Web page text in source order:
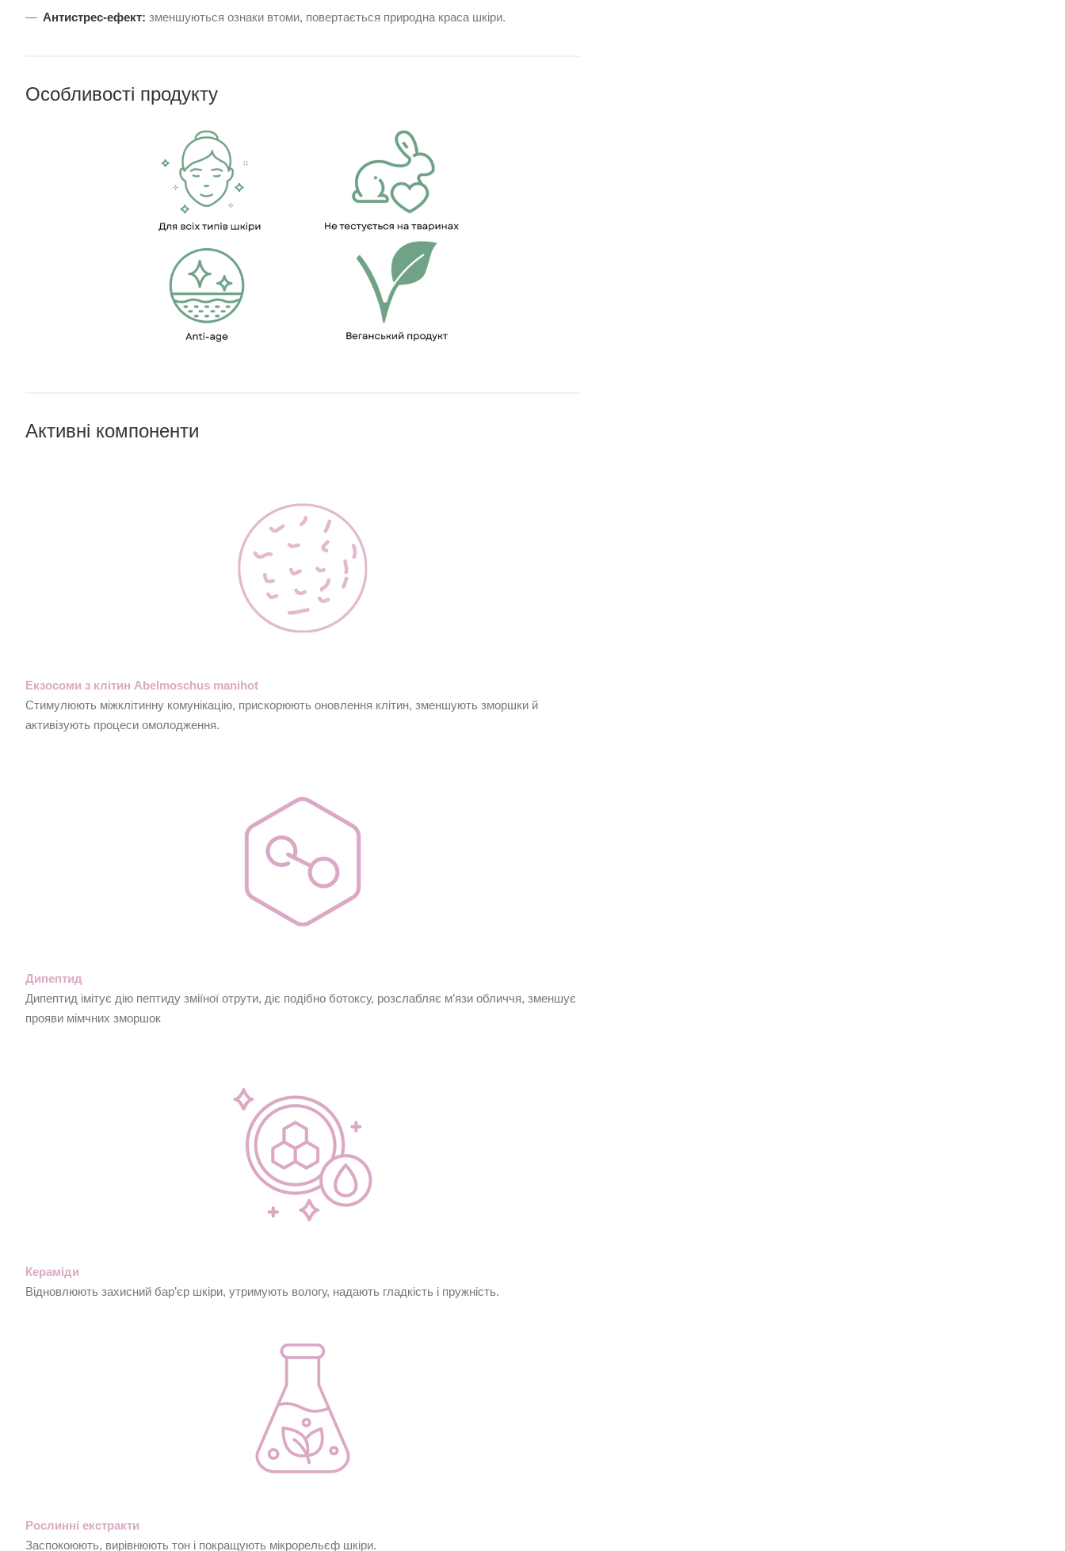
Антистрес-ефект: зменшуються ознаки втоми, повертається природна краса шкіри.
Особливості продукту
Активні компоненти
Екзосоми з клітин Abelmoschus manihot
Стимулюють міжклітинну комунікацію, прискорюють оновлення клітин, зменшують зморшки й
активізують процеси омолодження.
Дипептид
Дипептид імітує дію пептиду зміїної отрути, діє подібно ботоксу, розслабляє м’язи обличчя, зменшує
прояви мімчних зморшок
Кераміди
Відновлюють захисний бар’єр шкіри, утримують вологу, надають гладкість і пружність.
Рослинні екстракти
Заспокоюють, вирівнюють тон і покращують мікрорельєф шкіри.